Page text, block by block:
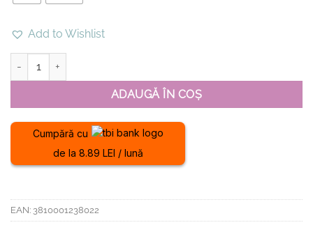
Add to Wishlist
ADAUGĂ ÎN COȘ
Cumpără cu
de la 8.89 LEI / lună
EAN: 3810001238022